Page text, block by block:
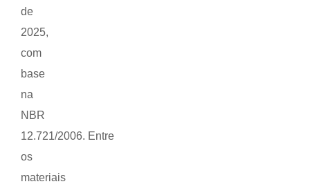
de
2025,
com
base
na
NBR
12.721/2006. Entre
os
materiais